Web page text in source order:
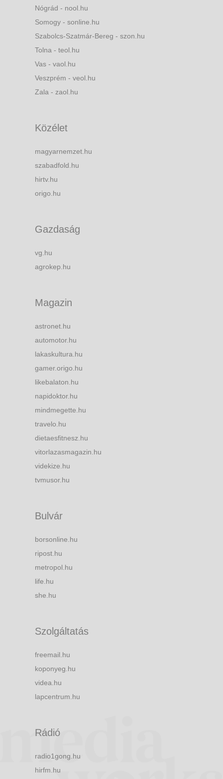
Nógrád - nool.hu
Somogy - sonline.hu
Szabolcs-Szatmár-Bereg - szon.hu
Tolna - teol.hu
Vas - vaol.hu
Veszprém - veol.hu
Zala - zaol.hu
Közélet
magyarnemzet.hu
szabadfold.hu
hirtv.hu
origo.hu
Gazdaság
vg.hu
agrokep.hu
Magazin
astronet.hu
automotor.hu
lakaskultura.hu
gamer.origo.hu
likebalaton.hu
napidoktor.hu
mindmegette.hu
travelo.hu
dietaesfitnesz.hu
vitorlazasmagazin.hu
videkize.hu
tvmusor.hu
Bulvár
borsonline.hu
ripost.hu
metropol.hu
life.hu
she.hu
Szolgáltatás
freemail.hu
koponyeg.hu
videa.hu
lapcentrum.hu
Rádió
radio1gong.hu
hirfm.hu